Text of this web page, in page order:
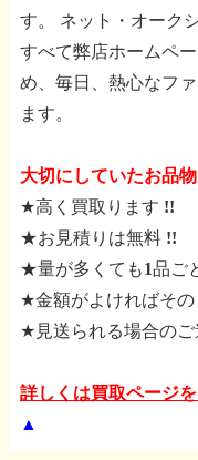
す。
ネット・オーク
すべて弊店ホームペ
め、毎日、熱心なフ
ます。
大切にしていたお品
★高く買取ります !!
★お見積りは無料 !!
★量が多くても1品ご
★金額がよければその
★見送られる場合のご
詳しくは買取ページを
▲